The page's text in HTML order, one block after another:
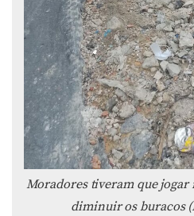
Moradores tiveram que jogar
diminuir os buracos